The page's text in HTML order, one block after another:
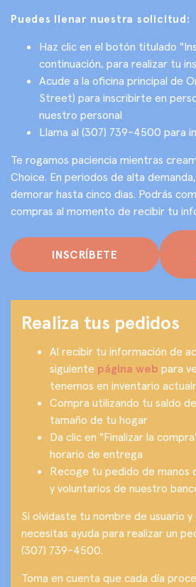
Puedes llenar nuestra solicitud:
Haz clic en el botón titulado
continuación, para realizar tu
Acude a la oficina principal de
Street) para inscribirte en
nuestro personal
Llama al (307) 739-4500 para
Te rogamos paciencia mientras
Choice. En periodos de alta
demorar hasta cinco dias. Podrás
compras al momento de recibir tu
INSCRÍBETE
Realiza tus pedidos
Al recibir tu información de
siguiente página web para
tenemos en inventario
Compra utilizando tu saldo
tamaño de tu hogar
Da clic en "Finalizar la
horario de entrega
Recoge tu pedido de manos
y voluntarios de nuestro
Si olvidaste tu nombre de usuario
necesitas ayuda para realizar un
(307) 739-4500.
Toma en cuenta que cada día